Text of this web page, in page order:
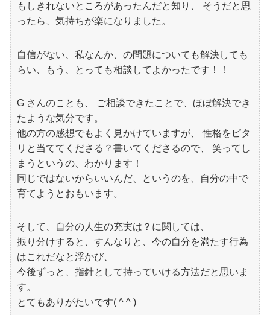
もしきれないところがあったんだと知り、 そうだと思
ったら、気持ちが楽になりました。
自信がない、私なんか、の問題についても解決しても
らい、もう、とっても相談してよかったです！！
G さんのことも、 ご相談できたことで、ほぼ解決でき
たような気分です。
他の方の感想でもよく見かけていますが、 性格をピタ
リと当ててくださる？書いてくださるので、 笑ってし
まうというの、わかります！
同じではないからいいんだ、というのを、自分の中で
育てようとおもいます。
そして、自分の人生の充実は？に関しては、
振り分けすると、すんなりと、今の自分を満たす行為
はこれだなと浮かび、
今後ずっと、指針として持っていける方法だと思いま
す。
とてもありがたいです( ^ ^ )